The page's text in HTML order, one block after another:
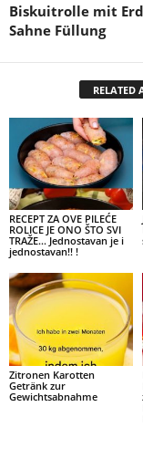
Biskuitrolle mit
Sahne Füllung
RELATED
RECEPT ZA OVE PILEĆE
ROLICE JE ONO ŠTO SVI
TRAŽE… Jednostavan je i
jednostavan!! !
Zitronen Karotten
Getränk zur
Gewichtsabnahme